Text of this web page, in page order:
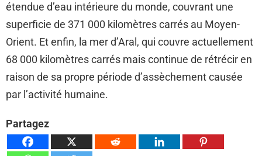
étendue d’eau intérieure du monde, couvrant une
superficie de 371 000 kilomètres carrés au Moyen-
Orient. Et enfin, la mer d’Aral, qui couvre actuellement
68 000 kilomètres carrés mais continue de rétrécir en
raison de sa propre période d’assèchement causée
par l’activité humaine.
Partagez